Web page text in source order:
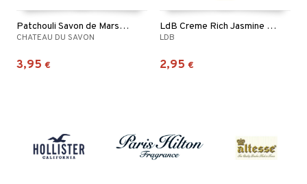
Patchouli Savon de Marseille
CHATEAU DU SAVON
3,95 €
LdB Creme Rich Jasmine Hand Soap
LDB
2,95 €